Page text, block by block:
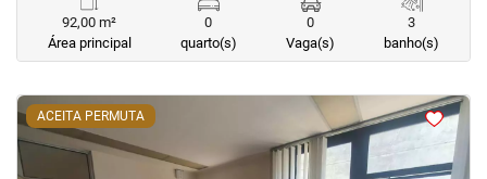
92,00 m²
Área principal
0
quarto(s)
0
Vaga(s)
3
banho(s)
ACEITA PERMUTA
<<<<